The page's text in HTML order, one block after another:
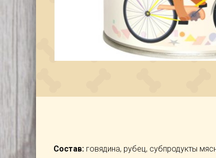
Состав: говядина, рубец, субпродукты